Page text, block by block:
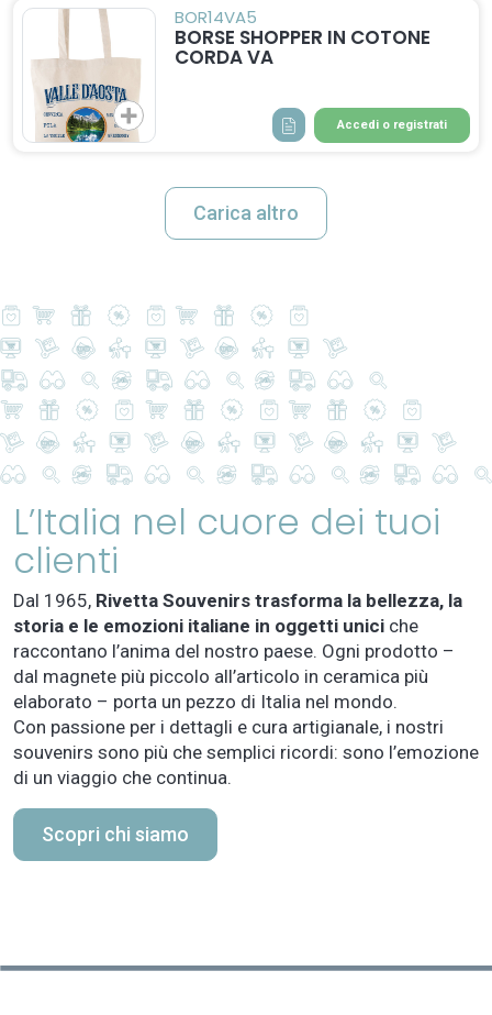
BOR14VA5
BORSE SHOPPER IN COTONE
CORDA VA
Accedi o registrati
Carica altro
L’Italia nel cuore dei tuoi
clienti
Dal 1965, Rivetta Souvenirs trasforma la bellezza, la
storia e le emozioni italiane in oggetti unici che
raccontano l’anima del nostro paese. Ogni prodotto –
dal magnete più piccolo all’articolo in ceramica più
elaborato – porta un pezzo di Italia nel mondo.
Con passione per i dettagli e cura artigianale, i nostri
souvenirs sono più che semplici ricordi: sono l’emozione
di un viaggio che continua.
Scopri chi siamo